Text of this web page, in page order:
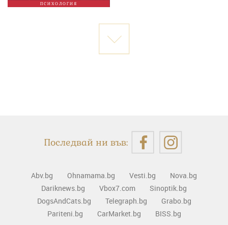
ПСИХОЛОГИЯ
Последвай ни във:
Abv.bg Ohnamama.bg Vesti.bg
Nova.bg
Dariknews.bg
Vbox7.com
Sinoptik.bg
DogsAndCats.bg
Telegraph.bg
Grabo.bg
Pariteni.bg
CarMarket.bg BISS.bg